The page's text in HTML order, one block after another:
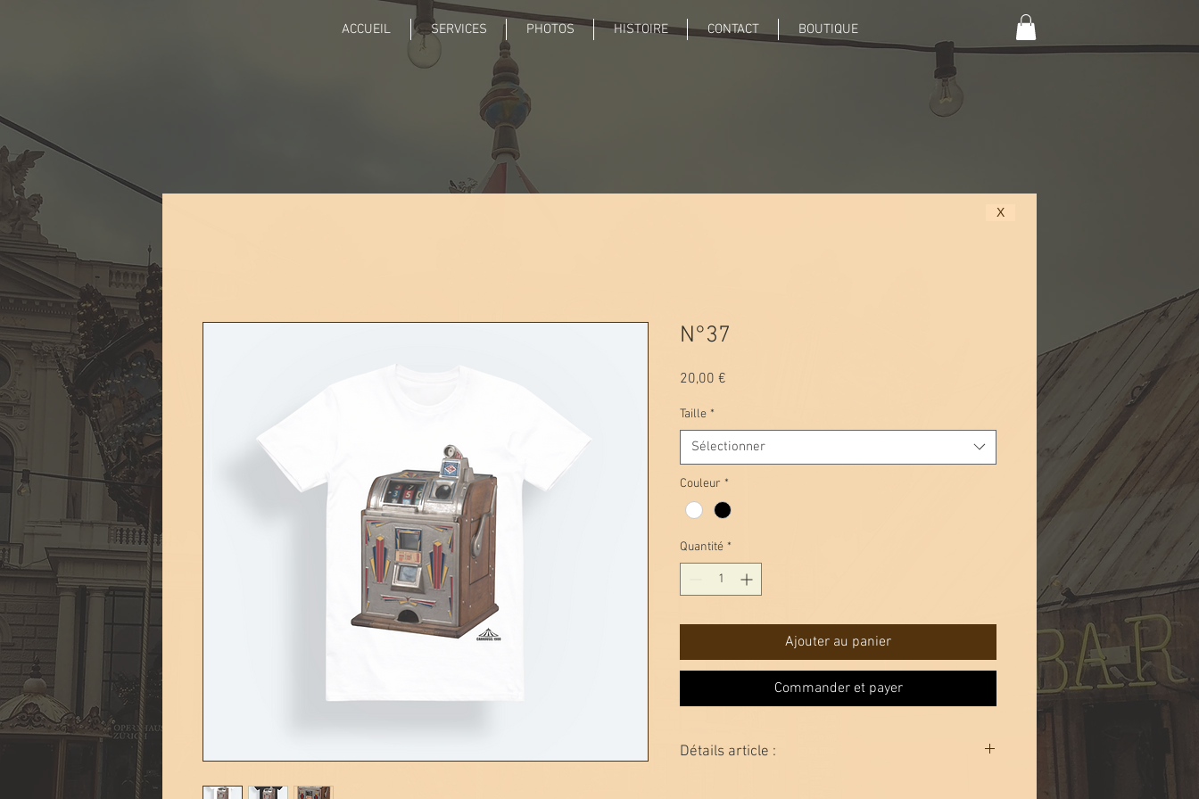
ACCUEIL SERVICES PHOTOS HISTOIRE CONTACT BOUTIQUE
N°37
20,00 €
Taille *
Sélectionner
Couleur *
Quantité *
Ajouter au panier
Commander et payer
Détails article :
X